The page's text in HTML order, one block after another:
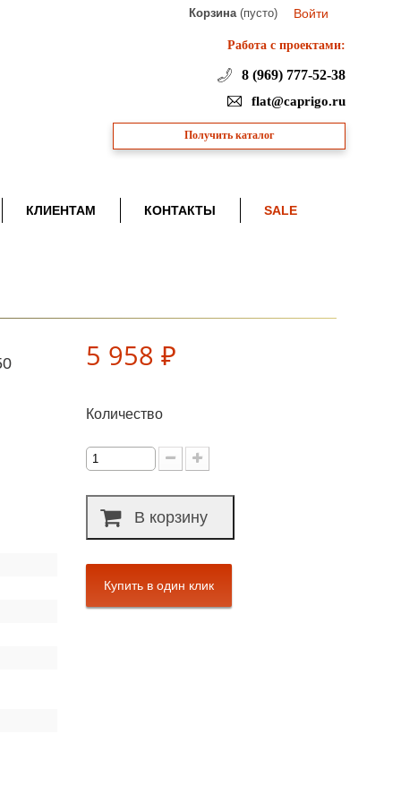
Войти
Корзина (пусто)
Работа с проектами:
8 (969) 777-52-38
flat@caprigo.ru
Получить каталог
КЛИЕНТАМ КОНТАКТЫ SALE
5 958 ₽
Количество
В корзину